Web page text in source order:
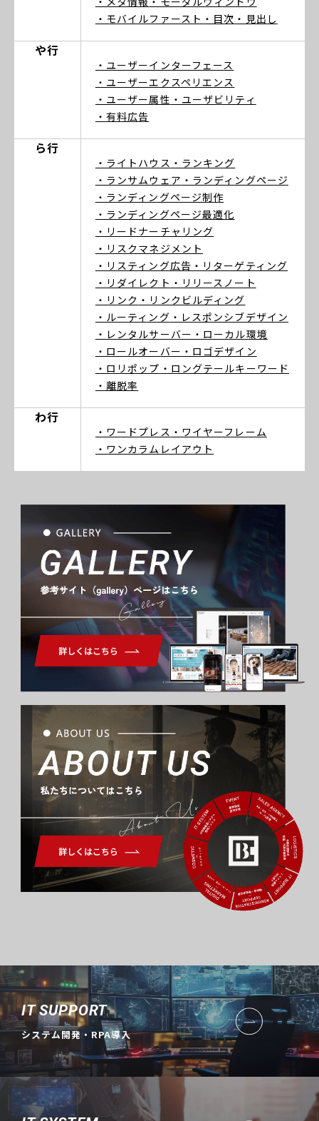
・モバイルファースト ・目次 ・見出し
や行
・ユーザーインターフェース
・ユーザーエクスペリエンス
・ユーザー属性 ・ユーザビリティ
・有料広告
ら行
・ライトハウス ・ランキング
・ランサムウェア ・ランディングページ
・ランディングページ制作
・ランディングページ最適化
・リードナーチャリング
・リスクマネジメント
・リスティング広告 ・リターゲティング
・リダイレクト ・リリースノート
・リンク ・リンクビルディング
・ルーティング ・レスポンシブデザイン
・レンタルサーバー ・ローカル環境
・ロールオーバー ・ロゴデザイン
・ロリポップ ・ロングテールキーワード
・離脱率
わ行
・ワードプレス ・ワイヤーフレーム
・ワンカラムレイアウト
Gallery
About Us
IT SUPPORT
システム開発・RPA導入